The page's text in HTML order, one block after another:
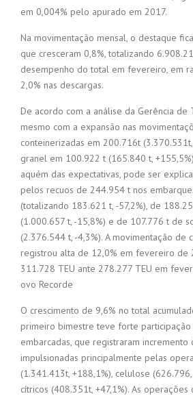
em 0,004% pelo apurado em 2017.
Na movimentação mensal, o destaque
que cresceram 0,8%, totalizando
desempenho do total em fevereiro, em
2,0% nas descargas.
De acordo com a análise da Gerência de
mesmo com a expansão nas
conteinerizadas em 200.716t
granel em 100.922 t (165.840 t,
aquém das expectativas, pode ser
pelos recuos de 244.954 t nos
(totalizando 183.621 t, -57,2%), de
(1.000.657 t, -15,8%) e de 107.776 t de
(2.376.544 t, -4,3%). A movimentação de
registrou alta de 12,0% em fevereiro de
311.728 TEU ante 278.277 TEU em
ovo Recorde
O crescimento de 9,6% no total
primeiro bimestre teve forte participação
embarcadas, que registraram incremento
impulsionadas principalmente pelas
(1.341.413t, +188,1%), celulose (626.796,
cítricos (408.351t, +47,1%). As operações